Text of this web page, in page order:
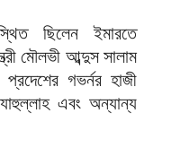
ছিলেন ইমারতে
মৌলভী আব্দুস সালাম
প্রদেশের গভর্নর হাজী
এবং অন্যান্য